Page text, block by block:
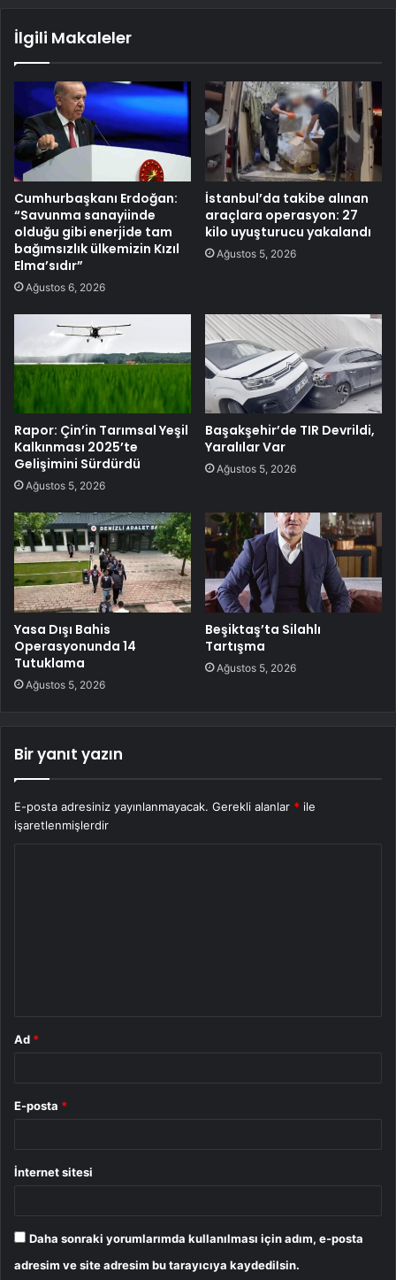
İlgili Makaleler
Cumhurbaşkanı Erdoğan:
“Savunma sanayiinde
olduğu gibi enerjide tam
bağımsızlık ülkemizin Kızıl
Elma’sıdır”
Ağustos 6, 2026
İstanbul’da takibe alınan
araçlara operasyon: 27
kilo uyuşturucu yakalandı
Ağustos 5, 2026
Rapor: Çin’in Tarımsal Yeşil
Kalkınması 2025’te
Gelişimini Sürdürdü
Ağustos 5, 2026
Başakşehir’de TIR Devrildi,
Yaralılar Var
Ağustos 5, 2026
Yasa Dışı Bahis
Operasyonunda 14
Tutuklama
Ağustos 5, 2026
Beşiktaş’ta Silahlı
Tartışma
Ağustos 5, 2026
Bir yanıt yazın
E-posta adresiniz yayınlanmayacak. Gerekli alanlar * ile
işaretlenmişlerdir
Ad *
E-posta *
İnternet sitesi
Daha sonraki yorumlarımda kullanılması için adım, e-posta
adresim ve site adresim bu tarayıcıya kaydedilsin.